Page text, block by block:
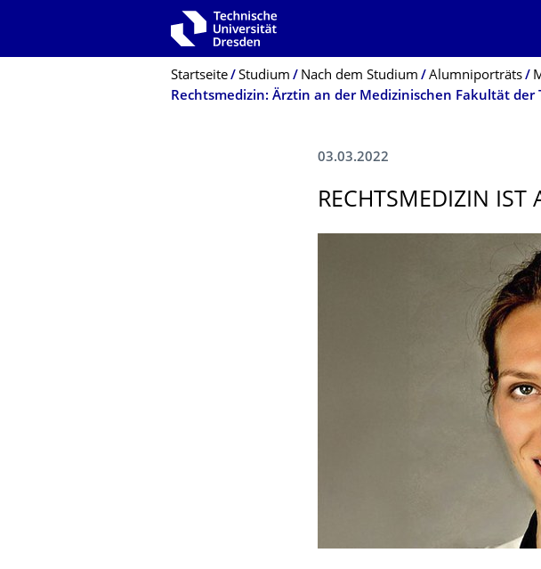
Zur Hauptnavigation springen
Breadcrumb-Menü
Startseite Studium Nach dem Studium Alumniporträts
Rechtsmedizin: Ärztin an der Medizinischen Fakultät der
03.03.2022
RECHTSMEDIZIN IST